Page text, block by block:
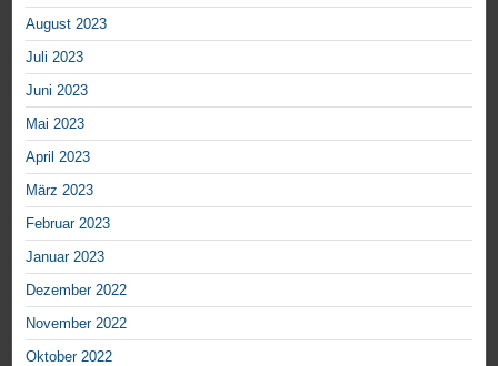
August 2023
Juli 2023
Juni 2023
Mai 2023
April 2023
März 2023
Februar 2023
Januar 2023
Dezember 2022
November 2022
Oktober 2022